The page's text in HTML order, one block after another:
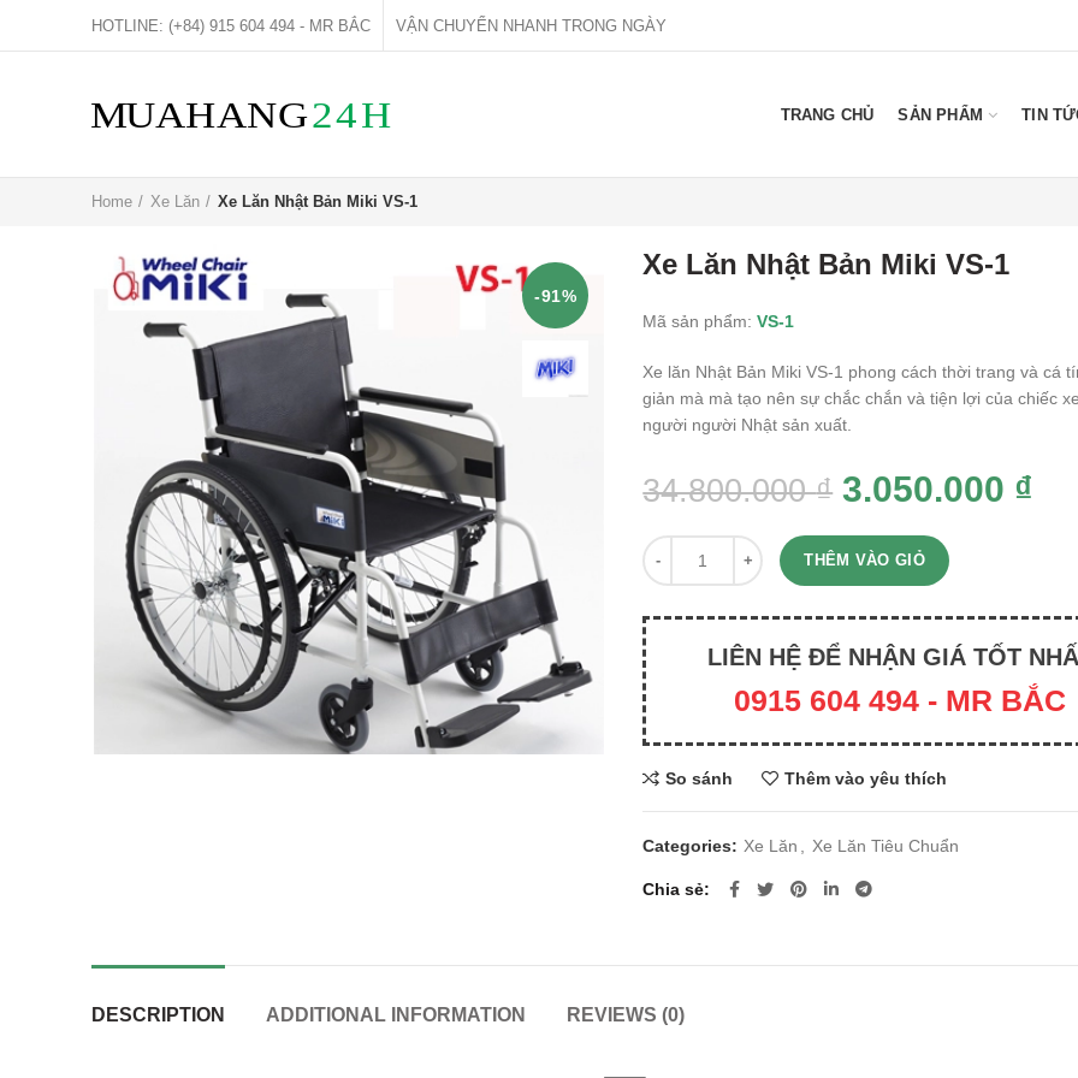
HOTLINE: (+84) 915 604 494 - MR BẮC VẬN CHUYỂN NHANH TRONG NGÀY
TRANG CHỦ SẢN PHẨM TIN
Home Xe Lăn Xe Lăn Nhật Bản Miki VS-1
-91%
Xe Lăn Nhật Bản Miki VS-1
Mã sản phẩm:VS-1
Xe lăn Nhật Bản Miki VS-1 phong cách thời trang và cá
giản mà mà tạo nên sự chắc chắn và tiện lợi của chiếc
người người Nhật sản xuất.
34.800.000₫ 3.050.000 ₫
Quantity
THÊM VÀO GIỎ
LIÊN HỆ ĐỂ NHẬN GIÁ TỐT
0915 604 494 - MR BẮC
So sánh Thêm vào yêu thích
Categories: Xe Lăn Xe Lăn Tiêu Chuẩn
Chia sẻ
DESCRIPTION ADDITIONAL INFORMATION REVIEWS (0)